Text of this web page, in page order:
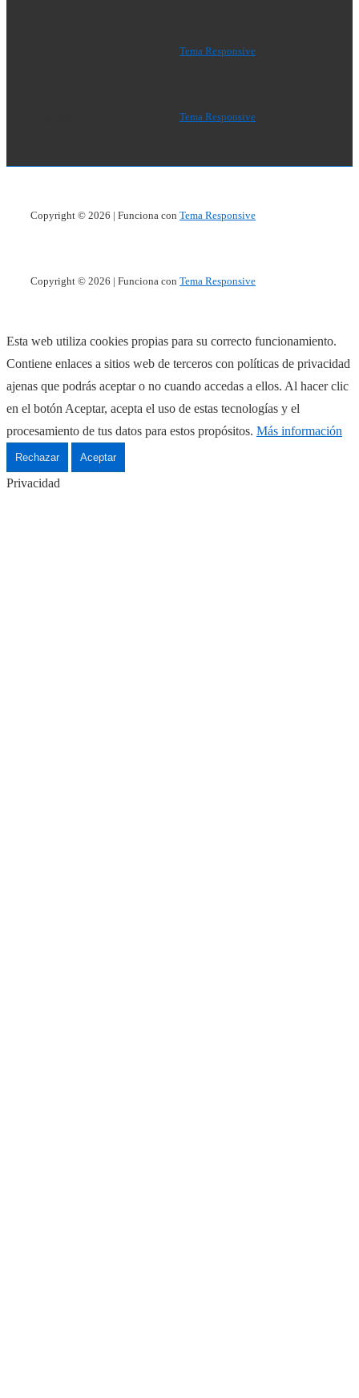
Tema Responsive
Tema Responsive
Copyright © 2026 | Funciona con Tema Responsive
Copyright © 2026 | Funciona con Tema Responsive
Esta web utiliza cookies propias para su correcto funcionamiento.
Contiene enlaces a sitios web de terceros con políticas de privacidad
ajenas que podrás aceptar o no cuando accedas a ellos. Al hacer clic
en el botón Aceptar, acepta el uso de estas tecnologías y el
procesamiento de tus datos para estos propósitos. Más información
Rechazar Aceptar
Privacidad